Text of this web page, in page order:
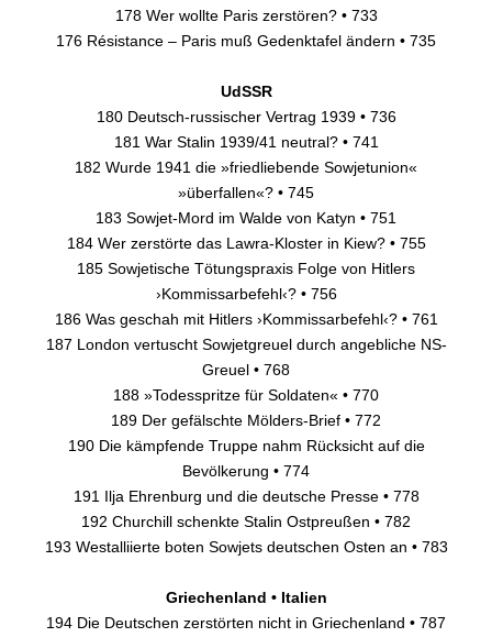
178 Wer wollte Paris zerstören? • 733
176 Résistance – Paris muß Gedenktafel ändern • 735
UdSSR
180 Deutsch-russischer Vertrag 1939 • 736
181 War Stalin 1939/41 neutral? • 741
182 Wurde 1941 die »friedliebende Sowjetunion«
»überfallen«? • 745
183 Sowjet-Mord im Walde von Katyn • 751
184 Wer zerstörte das Lawra-Kloster in Kiew? • 755
185 Sowjetische Tötungspraxis Folge von Hitlers
›Kommissarbefehl‹? • 756
186 Was geschah mit Hitlers ›Kommissarbefehl‹? • 761
187 London vertuscht Sowjetgreuel durch angebliche NS-
Greuel • 768
188 »Todesspritze für Soldaten« • 770
189 Der gefälschte Mölders-Brief • 772
190 Die kämpfende Truppe nahm Rücksicht auf die
Bevölkerung • 774
191 Ilja Ehrenburg und die deutsche Presse • 778
192 Churchill schenkte Stalin Ostpreußen • 782
193 Westalliierte boten Sowjets deutschen Osten an • 783
Griechenland • Italien
194 Die Deutschen zerstörten nicht in Griechenland • 787